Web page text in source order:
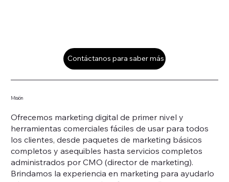
Contáctanos para saber más
Misión
Ofrecemos marketing digital de primer nivel y
herramientas comerciales fáciles de usar para todos
los clientes, desde paquetes de marketing básicos
completos y asequibles hasta servicios completos
administrados por CMO (director de marketing).
Brindamos la experiencia en marketing para ayudarlo